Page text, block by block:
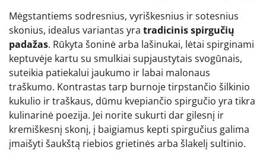
Mėgstantiems sodresnius, vyriškesnius ir sotesnius
skonius, idealus variantas yra tradicinis spirgučių
padažas. Rūkyta šoninė arba lašinukai, lėtai spirginami
keptuvėje kartu su smulkiai supjaustytais svogūnais,
suteikia patiekalui jaukumo ir labai malonaus
traškumo. Kontrastas tarp burnoje tirpstančio šilkinio
kukulio ir traškaus, dūmu kvepiančio spirgučio yra tikra
kulinarinė poezija. Jei norite sukurti dar gilesnį ir
kremiškesnį skonį, į baigiamus kepti spirgučius galima
įmaišyti šaukštą riebios grietinės arba šlakelį sultinio.